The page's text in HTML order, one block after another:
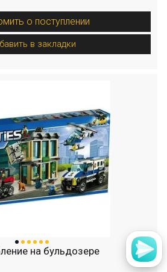
о поступлении
в закладки
на бульдозере